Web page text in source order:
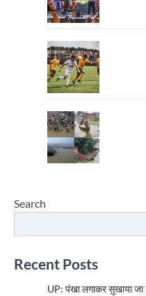
Search
Recent Posts
UP: पंखा लगाकर सुखाया